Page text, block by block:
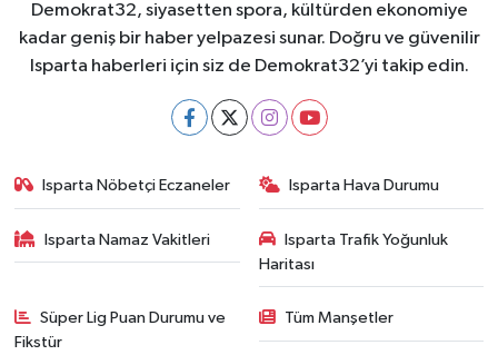
Demokrat32, siyasetten spora, kültürden ekonomiye
kadar geniş bir haber yelpazesi sunar. Doğru ve güvenilir
Isparta haberleri için siz de Demokrat32’yi takip edin.
Isparta Nöbetçi Eczaneler Isparta Hava Durumu
Isparta Namaz Vakitleri
Isparta Trafik Yoğunluk
Haritası
Süper Lig Puan Durumu ve
Fikstür
Tüm Manşetler